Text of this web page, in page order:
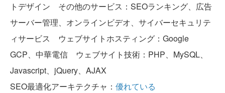
トデザイン その他のサービス：SEOランキング、広告
サーバー管理、オンラインビデオ、サイバーセキュリテ
ィサービス ウェブサイトホスティング：Google
GCP、中華電信 ウェブサイト技術：PHP、MySQL、
Javascript、jQuery、AJAX
SEO最適化アーキテクチャ： 優れている